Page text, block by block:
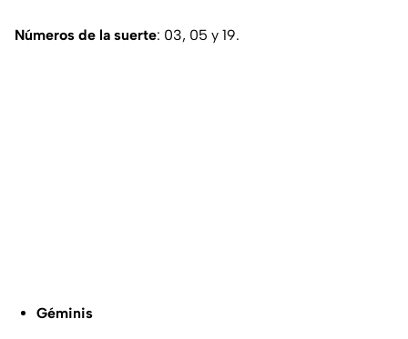
Números de la suerte: 03, 05 y 19.
Géminis